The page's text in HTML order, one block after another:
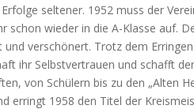
seltener. 1952 muss der
schon wieder in die A-Klasse auf.
verschönert. Trotz dem
ihr Selbstvertrauen und schafft
von Schülern bis zu den „Alten
erringt 1958 den Titel der